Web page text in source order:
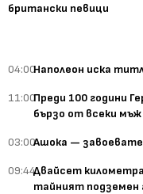
британски певици
04:00Наполеон иска
11:00Преди 100 години
бързо от всеки мъж
03:00Ашока —
09:44Двайсет
тайният подземен